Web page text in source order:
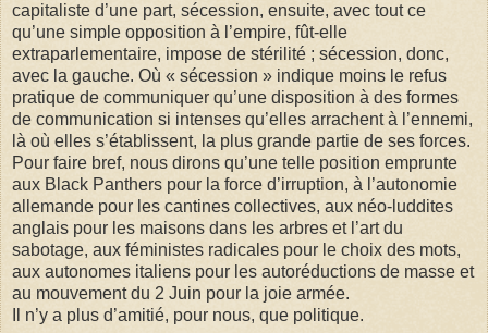
capitaliste d’une part, sécession, ensuite, avec tout ce
qu’une simple opposition à l’empire, fût-elle
extraparlementaire, impose de stérilité ; sécession, donc,
avec la gauche. Où « sécession » indique moins le refus
pratique de communiquer qu’une disposition à des formes
de communication si intenses qu’elles arrachent à l’ennemi,
là où elles s’établissent, la plus grande partie de ses forces.
Pour faire bref, nous dirons qu’une telle position emprunte
aux Black Panthers pour la force d’irruption, à l’autonomie
allemande pour les cantines collectives, aux néo-luddites
anglais pour les maisons dans les arbres et l’art du
sabotage, aux féministes radicales pour le choix des mots,
aux autonomes italiens pour les autoréductions de masse et
au mouvement du 2 Juin pour la joie armée.
Il n’y a plus d’amitié, pour nous, que politique.